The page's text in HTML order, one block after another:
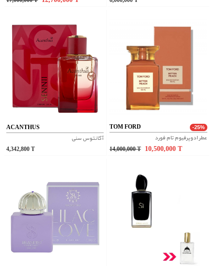
ACANTHUS
آکانتوس سنی
4,342,800
TOM FORD -25%
عطر ادوپرفیوم تام فورد
14,000,000 T 10,500,000